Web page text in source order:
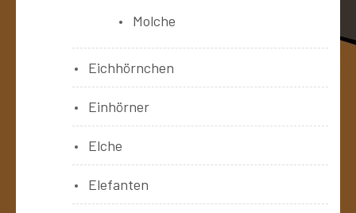
Molche
Eichhörnchen
Einhörner
Elche
Elefanten